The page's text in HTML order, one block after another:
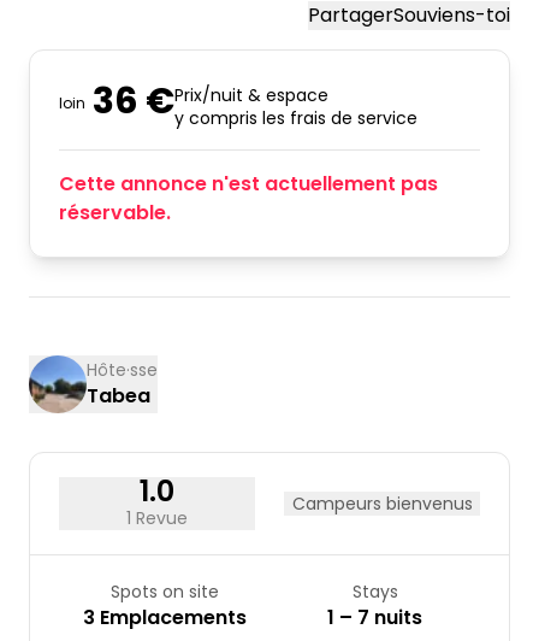
PartagerSouviens-toi
loin 36 €Prix/nuit & espace
y compris les frais de service
Cette annonce n'est actuellement pas
réservable.
Hôte·sse
Tabea
1.0
1 Revue
Campeurs bienvenus
Spots on site
3 Emplacements
Stays
1 – 7 nuits